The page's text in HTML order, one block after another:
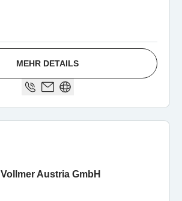
MEHR DETAILS
Vollmer Austria GmbH